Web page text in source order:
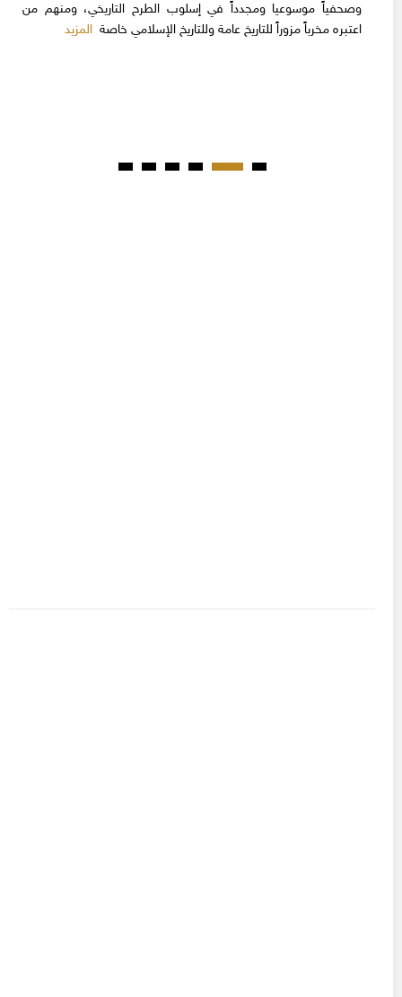
وصحفياً موسوعيا ومجدداً في إسلوب الطرح التاريخي، ومنهم من
اعتبره مخرباً مزوراً للتاريخ عامة وللتاريخ الإسلامي خاصةالمزيد